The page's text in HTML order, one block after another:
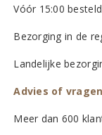
Vóór 15:00
Bezorging in de
Landelijke
Advies of
Meer dan 600